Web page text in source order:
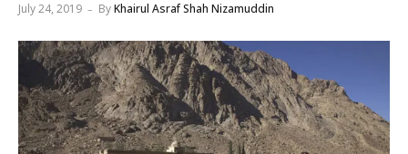
July 24, 2019 ByKhairul Asraf Shah Nizamuddin